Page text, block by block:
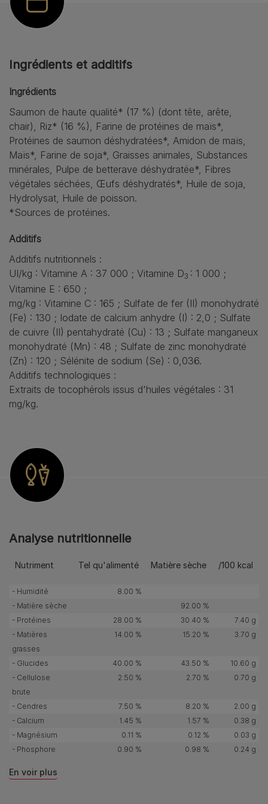
Ingrédients et additifs
Ingrédients
Saumon de haute qualité* (17 %) (dont tête, arête,
chair), Riz* (16 %), Farine de protéines de maïs*,
Protéines de saumon déshydratées*, Amidon de maïs,
Maïs*, Farine de soja*, Graisses animales, Substances
minérales, Pulpe de betterave déshydratée*, Fibres
végétales séchées, Œufs déshydratés*, Huile de soja,
Hydrolysat, Huile de poisson.
*Sources de protéines.
Additifs
Additifs nutritionnels :
UI/kg : Vitamine A : 37 000 ; Vitamine D3 : 1 000 ;
Vitamine E : 650 ;
mg/kg : Vitamine C : 165 ; Sulfate de fer (II) monohydraté
(Fe) : 130 ; Iodate de calcium anhydre (I) : 2,0 ; Sulfate
de cuivre (II) pentahydraté (Cu) : 13 ; Sulfate manganeux
monohydraté (Mn) : 48 ; Sulfate de zinc monohydraté
(Zn) : 120 ; Sélénite de sodium (Se) : 0,036.
Additifs technologiques :
Extraits de tocophérols issus d'huiles végétales : 31
mg/kg.
Analyse nutritionnelle
Nutriment Tel qu'alimenté Matière sèche /100 kcal
- Humidité
8.00 %
- Matière sèche
92.00 %
- Protéines
28.00 % 30.40 %
7.40 g
- Matières
grasses
14.00 % 15.20 % 3.70 g
- Glucides 40.00 % 43.50 %
10.60 g
- Cellulose
brute
2.50 % 2.70 % 0.70 g
- Cendres 7.50 % 8.20 %
2.00 g
- Calcium
1.45 % 1.57 %
0.38 g
- Magnésium
0.11 % 0.12 %
0.03 g
- Phosphore
0.90 % 0.98 % 0.24 g
En voir plus